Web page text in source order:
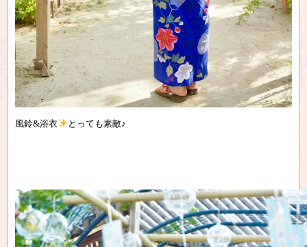
風鈴&浴衣 とっても素敵♪